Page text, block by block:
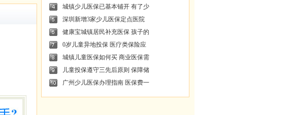
城镇少儿医保已基本铺开 有了少
深圳新增3家少儿医保定点医院
健康宝城镇居民补充医保 孩子的
0岁儿童异地投保 医疗类保险应
城镇儿童医保如何买 商业医保需
儿童投保遵守三先后原则 保障储
广州少儿医保办理指南 医保费一